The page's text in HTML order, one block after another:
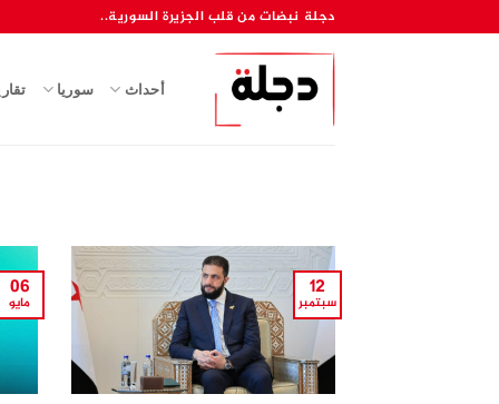
للمحتوى
دجلة نبضات من قلب الجزيرة السورية..
أحداث سوريا
12
سبتمبر
06
مايو